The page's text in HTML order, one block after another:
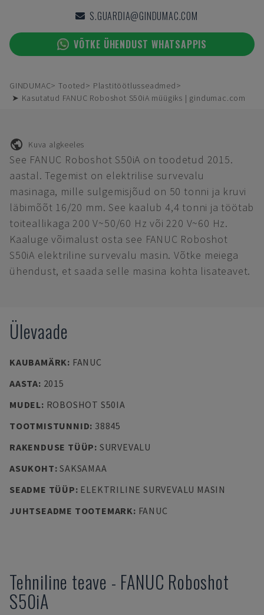
S.GUARDIA@GINDUMAC.COM
VÕTKE ÜHENDUST WHATSAPPIS
GINDUMAC Tooted
Plastitöötlusseadmed
➤ Kasutatud FANUC Roboshot S50iA müügiks | gindumac.com
Kuva algkeeles
See FANUC Roboshot S50iA on toodetud 2015.
aastal. Tegemist on elektrilise survevalu
masinaga, mille sulgemisjõud on 50 tonni ja kruvi
läbimõõt 16/20 mm. See kaalub 4,4 tonni ja töötab
toiteallikaga 200 V~50/60 Hz või 220 V~60 Hz.
Kaaluge võimalust osta see FANUC Roboshot
S50iA elektriline survevalu masin. Võtke meiega
ühendust, et saada selle masina kohta lisateavet.
Ülevaade
KAUBAMÄRK: FANUC
AASTA: 2015
MUDEL: ROBOSHOT S50IA
TOOTMISTUNNID: 38845
RAKENDUSE TÜÜP: SURVEVALU
ASUKOHT:SAKSAMAA
SEADME TÜÜP: ELEKTRILINE SURVEVALU MASIN
JUHTSEADME TOOTEMARK: FANUC
Tehniline teave - FANUC Roboshot
S50iA